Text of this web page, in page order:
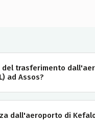
del trasferimento
ad Assos?
dall'aeroporto di